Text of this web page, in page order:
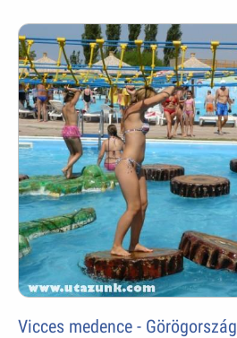
Vicces medence - Görögország